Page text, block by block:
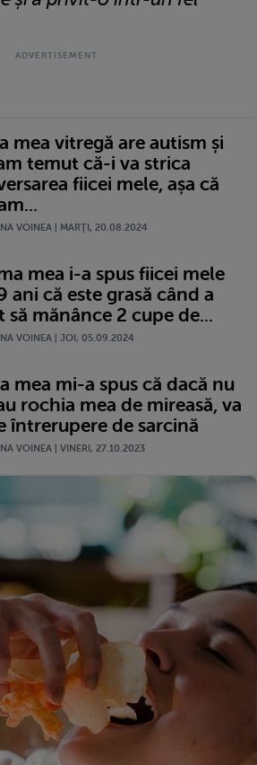
mea vitregă are autism și
temut că-i va strica
fiicei mele, așa că
VOINEA | MARŢI, 20.08.2024
mea i-a spus fiicei mele
ani că este grasă când a
să mănânce 2 cupe de...
VOINEA | JOI, 05.09.2024
mea mi-a spus că dacă nu
rochia mea de mireasă, va
întrerupere de sarcină
VOINEA | VINERI, 27.10.2023